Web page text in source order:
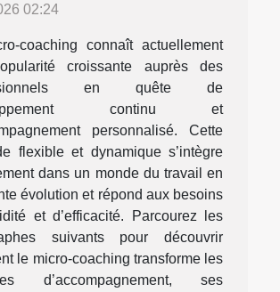
02:24
coaching connaît actuellement
croissante auprès des
en quête de
continu et
personnalisé. Cette
flexible et dynamique s’intègre
dans un monde du travail en
évolution et répond aux besoins
et d’efficacité. Parcourez les
suivants pour découvrir
le micro-coaching transforme les
d’accompagnement, ses